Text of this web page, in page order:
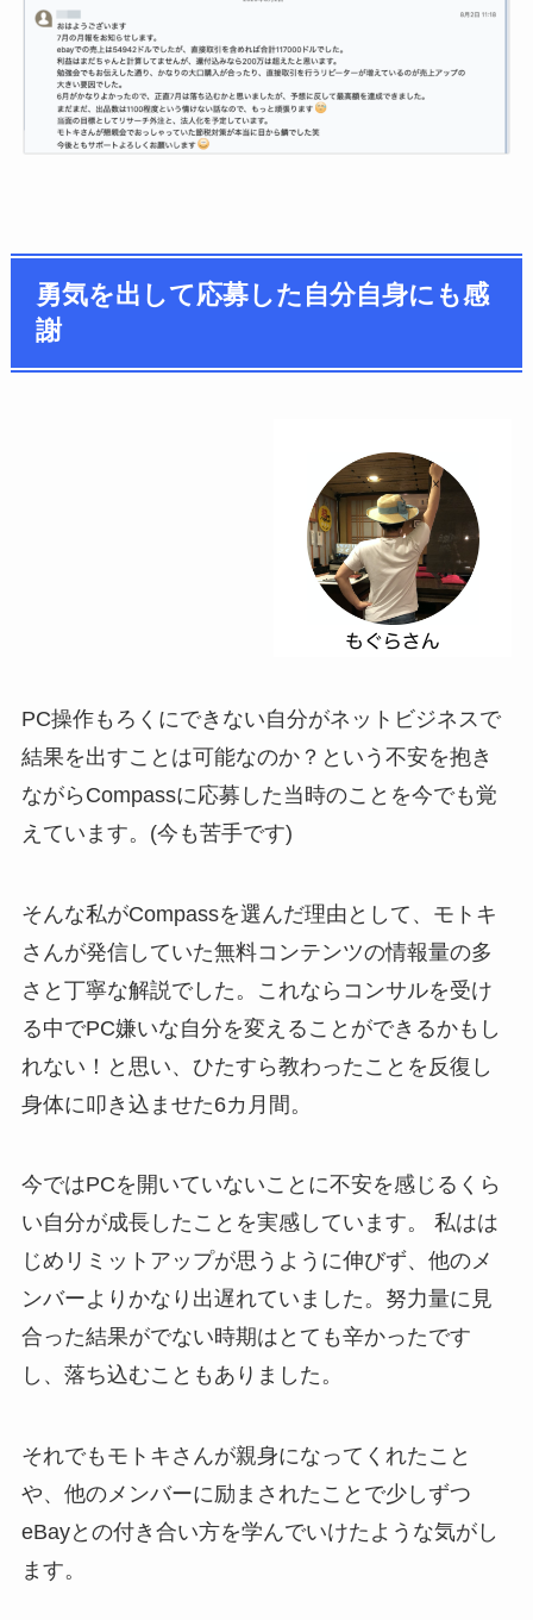
勇気を出して応募した自分自身にも感
謝
PC操作もろくにできない自分がネットビジネスで
結果を出すことは可能なのか？という不安を抱き
ながらCompassに応募した当時のことを今でも覚
えています。(今も苦手です)
そんな私がCompassを選んだ理由として、モトキ
さんが発信していた無料コンテンツの情報量の多
さと丁寧な解説でした。これならコンサルを受け
る中でPC嫌いな自分を変えることができるかもし
れない！と思い、ひたすら教わったことを反復し
身体に叩き込ませた6カ月間。
今ではPCを開いていないことに不安を感じるくら
い自分が成長したことを実感しています。 私はは
じめリミットアップが思うように伸びず、他のメ
ンバーよりかなり出遅れていました。努力量に見
合った結果がでない時期はとても辛かったです
し、落ち込むこともありました。
それでもモトキさんが親身になってくれたこと
や、他のメンバーに励まされたことで少しずつ
eBayとの付き合い方を学んでいけたような気がし
ます。